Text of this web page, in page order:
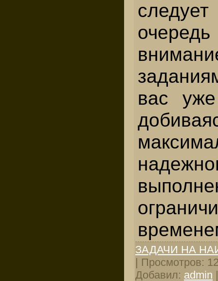
вас
ЗАДАЧИ НА
| Просмотров:
Добавил: admin